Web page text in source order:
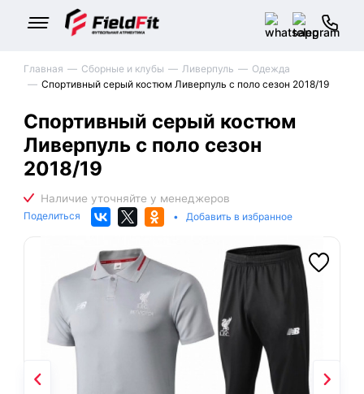
Главная Сборные и клубы Ливерпуль
Одежда
Спортивный серый костюм Ливерпуль с поло сезон 2018/19
Спортивный серый костюм
Ливерпуль с поло сезон
2018/19
Поделиться • Добавить в избранное